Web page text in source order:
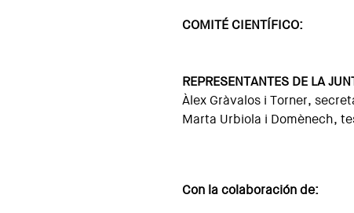
COMITÉ CIENTÍFICO:
REPRESENTANTES DE LA
Àlex Gràvalos i Torner,
Marta Urbiola i Domènech,
Con la colaboración de: